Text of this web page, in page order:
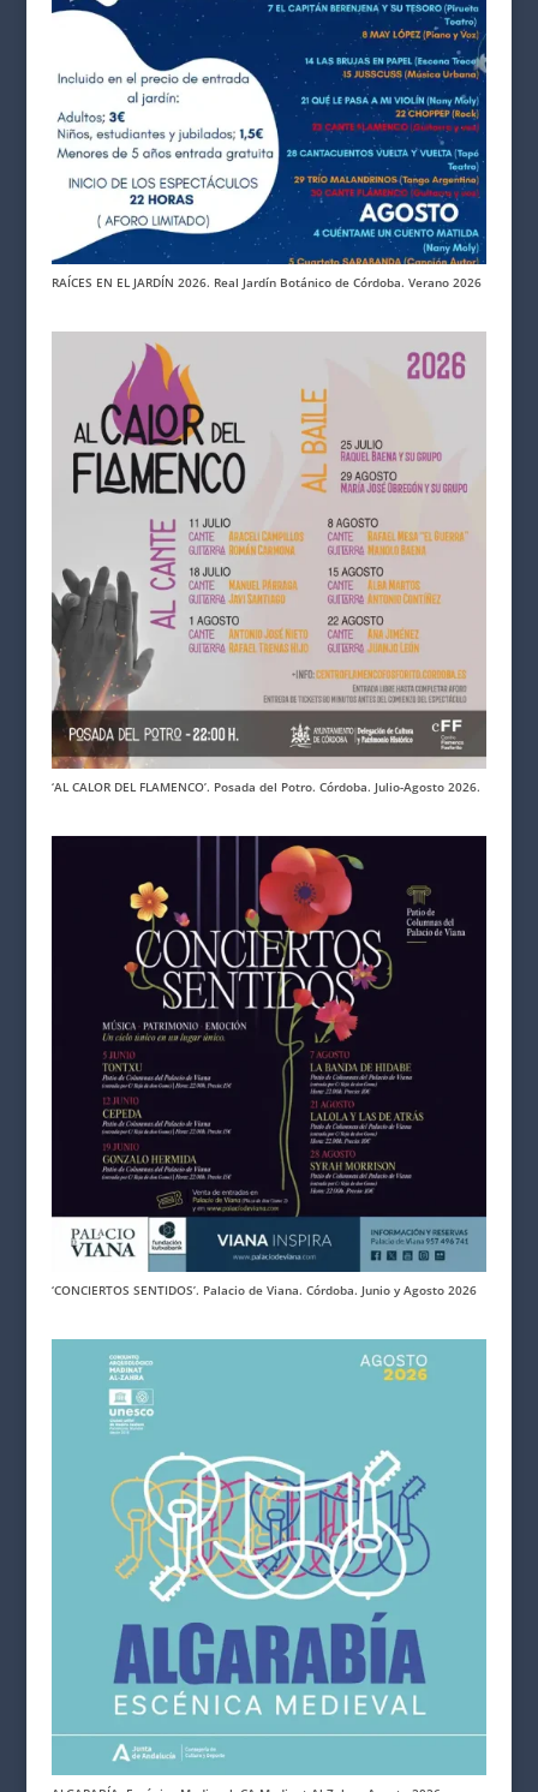
RAÍCES EN EL JARDÍN 2026. Real Jardín Botánico de Córdoba. Verano 2026
‘AL CALOR DEL FLAMENCO’. Posada del Potro. Córdoba. Julio-Agosto 2026.
‘CONCIERTOS SENTIDOS’. Palacio de Viana. Córdoba. Junio y Agosto 2026